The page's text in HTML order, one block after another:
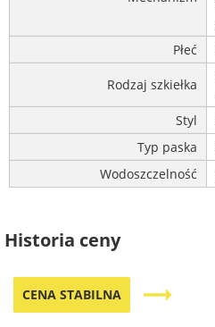
Płeć
Rodzaj szkiełka
Styl
Typ paska
Wodoszczelność
Historia ceny
CENA STABILNA trending_flat